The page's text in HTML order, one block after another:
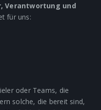
Verantwortung und
für uns:
oder Teams, die
solche, die bereit sind,